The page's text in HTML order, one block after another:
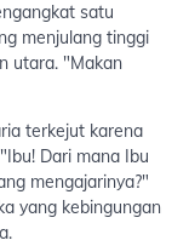
satu
menjulang tinggi
utara. "Makan
terkejut karena
Dari mana Ibu
mengajarinya?"
yang kebingungan